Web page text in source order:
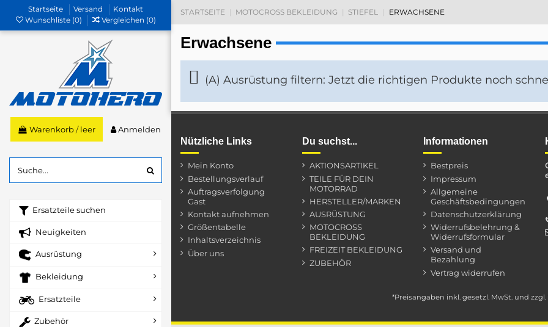
Startseite Versand
Kontakt
Wunschliste (0) Vergleichen (0)
Warenkorb /leer Anmelden
Ersatzteile suchen
Neuigkeiten
Ausrüstung
Bekleidung
Ersatzteile
Zubehör
STARTSEITE MOTOCROSS BEKLEIDUNG STIEFEL ERWACHSENE
Erwachsene
(A) Ausrüstung filtern: Jetzt die richtigen Produkte noch
Nützliche Links
Mein Konto
Bestellungsverlauf
Auftragsverfolgung
Gast
Kontakt aufnehmen
Größentabelle
Inhaltsverzeichnis
Über uns
Du suchst...
AKTIONSARTIKEL
TEILE FÜR DEIN
MOTORRAD
HERSTELLER/MARKEN
AUSRÜSTUNG
MOTOCROSS
BEKLEIDUNG
FREIZEIT BEKLEIDUNG
ZUBEHÖR
Informationen
Bestpreis
Impressum
Allgemeine
Geschäftsbedingungen
Datenschutzerklärung
Widerrufsbelehrung &
Widerrufsformular
Versand und
Bezahlung
Vertrag widerrufen
*Preisangaben inkl. gesetzl. MwSt. und